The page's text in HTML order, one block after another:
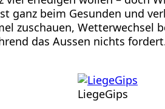
ganz beim Gesunden und
zuschauen,
das Aussen nichts
LiegeGips